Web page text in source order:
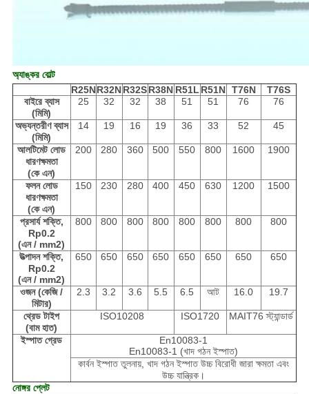
অ্যাঙ্কর বোল্ট
R25NR32NR32SR38N R51L R51N T76N
T76S
বাইরে ব্যাস
(মিমি)
25 32 32 38 51 51 76 76
অভ্যন্তরীণ ব্যাস
(মিমি)
14 19 16 19 36 33 52 45
আলটিমেট লোড
ধারণক্ষমতা
(কে এন)
200 280 360 500 550 800 1600 1900
ফলন লোড
ধারণক্ষমতা
(কে এন)
150 230 280 400 450 630 1200 1500
প্রসার্য শক্তি,
Rp0.2
(এন / mm2)
800 800 800 800 800 800 800 800
উত্পাদন শক্তি,
Rp0.2
(এন / mm2)
650 650 650 650 650 650 650 650
ওজন (কেজি /
মিটার)
2.3 3.2 3.6 5.5 6.5 আট 16.0 19.7
থ্রেড টাইপ
(বাম হাত)
ISO10208 ISO1720 MAIT76 স্ট্যান্ডার্ড
ইস্পাত গ্রেড
En10083-1
En10083-1 (খাদ গঠন ইস্পাত)
কার্বন ইস্পাত তুলনায়, খাদ গঠন ইস্পাত উচ্চ বিরোধী জারা ক্ষমতা এবং
উচ্চ যান্ত্রিক।
নোঙ্গর প্লেট